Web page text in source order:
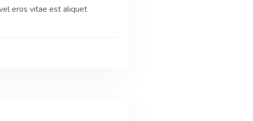
eros vitae est aliquet